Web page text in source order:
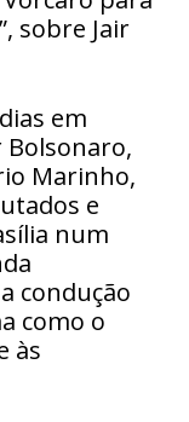
sobre Jair
em
Bolsonaro,
Marinho,
e
num
condução
como o
às